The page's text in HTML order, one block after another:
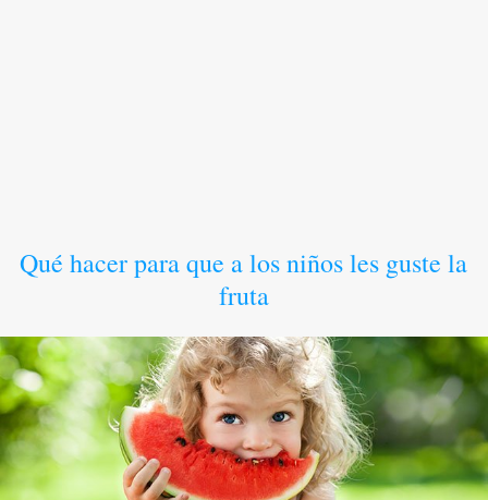
Qué hacer para que a los niños les guste la
fruta